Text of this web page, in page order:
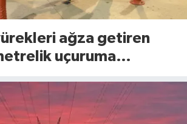
ağza getiren
uçuruma